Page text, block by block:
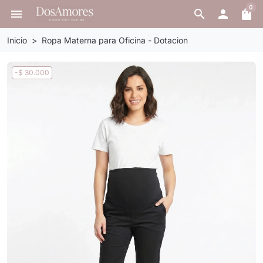
search
menu  shopping_bag0
Inicio Ropa Materna para Oficina - Dotacion
-$ 30.000